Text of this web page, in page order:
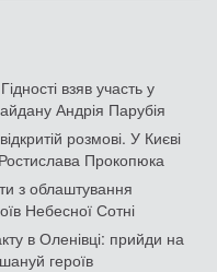
взяв участь у
Андрія Парубія
розмові. У Києві
Ростислава Прокопюка
з облаштування
Небесної Сотні
в Оленівці: прийди на
героїв